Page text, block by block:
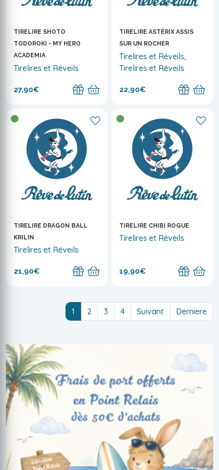
TIRELIRE SHOTO
TODOROKI - MY HERO
ACADEMIA
Tirelires et Réveils
27,90€
TIRELIRE ASTÉRIX ASSIS
SUR UN ROCHER
Tirelires et Réveils,
Tirelires et Réveils
22,90€
TIRELIRE DRAGON BALL
KRILIN
Tirelires et Réveils
21,90€
TIRELIRE CHIBI ROGUE
Tirelires et Réveils
19,90€
1 (current)
2 3 4 Suivant Derniere